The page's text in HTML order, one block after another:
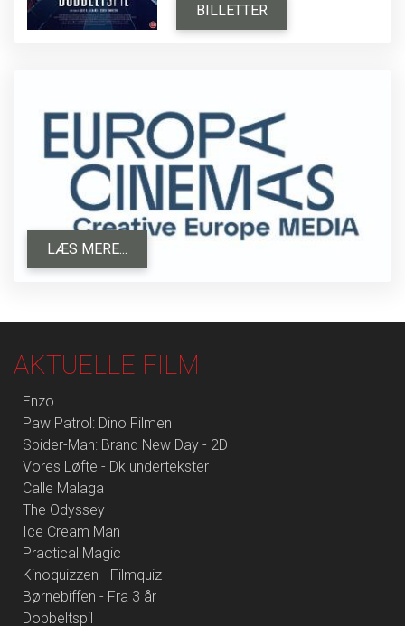
BILLETTER
LÆS MERE...
AKTUELLE FILM
Enzo
Paw Patrol: Dino Filmen
Spider-Man: Brand New Day - 2D
Vores Løfte - Dk undertekster
Calle Malaga
The Odyssey
Ice Cream Man
Practical Magic
Kinoquizzen - Filmquiz
Børnebiffen - Fra 3 år
Dobbeltspil